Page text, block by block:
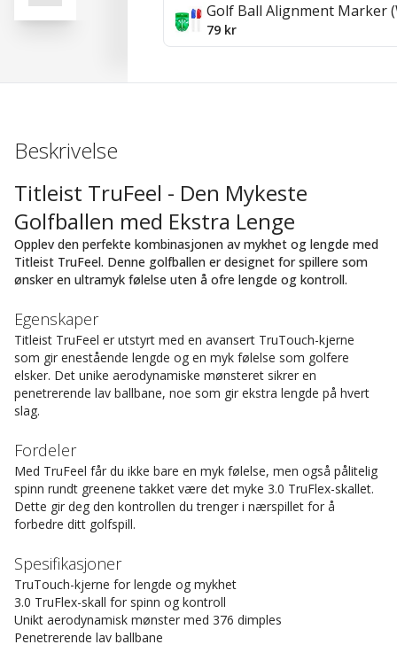
Golf Ball Alignment Marker
79 kr
Beskrivelse
Titleist TruFeel - Den Mykeste
Golfballen med Ekstra Lenge
Opplev den perfekte kombinasjonen av mykhet og lengde med
Titleist TruFeel. Denne golfballen er designet for spillere som
ønsker en ultramyk følelse uten å ofre lengde og kontroll.
Egenskaper
Titleist TruFeel er utstyrt med en avansert TruTouch-kjerne
som gir enestående lengde og en myk følelse som golfere
elsker. Det unike aerodynamiske mønsteret sikrer en
penetrerende lav ballbane, noe som gir ekstra lengde på hvert
slag.
Fordeler
Med TruFeel får du ikke bare en myk følelse, men også pålitelig
spinn rundt greenene takket være det myke 3.0 TruFlex-skallet.
Dette gir deg den kontrollen du trenger i nærspillet for å
forbedre ditt golfspill.
Spesifikasjoner
TruTouch-kjerne for lengde og mykhet
3.0 TruFlex-skall for spinn og kontroll
Unikt aerodynamisk mønster med 376 dimples
Penetrerende lav ballbane